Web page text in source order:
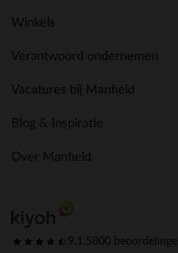
Winkels
Verantwoord ondernemen
Vacatures bij Manfield
Blog & Inspiratie
Over Manfield
9.1 5800